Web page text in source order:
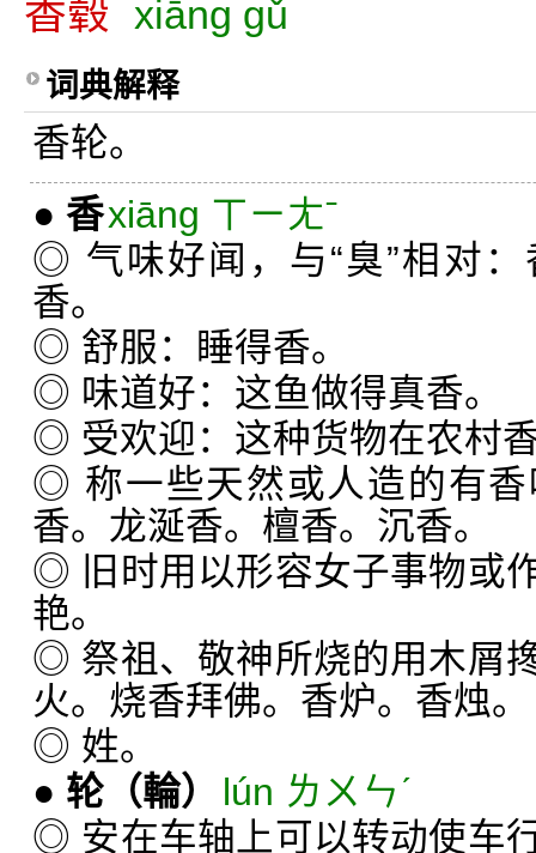
香毂 xiāng gǔ
词典解释
香轮。
● 香xiāng ㄒㄧㄤˉ
◎ 气味好闻，与“臭”相对
香。
◎ 舒服：睡得香。
◎ 味道好：这鱼做得真香。
◎ 受欢迎：这种货物在农村
◎ 称一些天然或人造的有
香。龙涎香。檀香。沉香。
◎ 旧时用以形容女子事物或
艳。
◎ 祭祖、敬神所烧的用木屑
火。烧香拜佛。香炉。香烛。
◎ 姓。
● 轮 （輪）
lún ㄌㄨㄣˊ
◎ 安在车轴上可以转动使车